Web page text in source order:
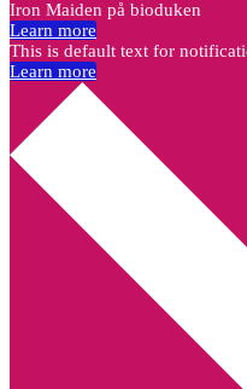
Iron Maiden på bioduken
Learn more
This is default text for
Learn more